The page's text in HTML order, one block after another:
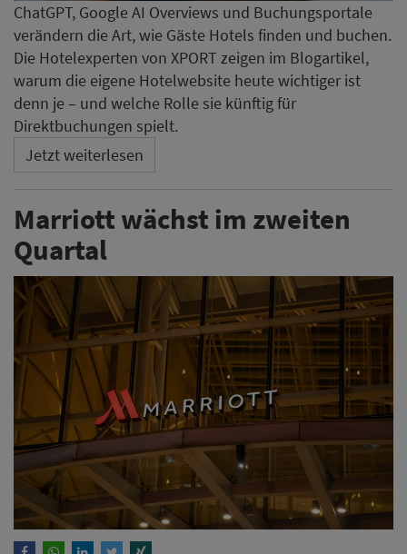
ChatGPT, Google AI Overviews und Buchungsportale
verändern die Art, wie Gäste Hotels finden und buchen.
Die Hotelexperten von XPORT zeigen im Blogartikel,
warum die eigene Hotelwebsite heute wichtiger ist
denn je – und welche Rolle sie künftig für
Direktbuchungen spielt.
Jetzt weiterlesen
Marriott wächst im zweiten
Quartal